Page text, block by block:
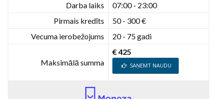
Darba laiks
07:00 - 23:00
Pirmais kredīts
50 - 300 €
Vecuma ierobežojums
20 - 75 gadi
Maksimālā summa
€ 425
SAŅEMT NAUDU